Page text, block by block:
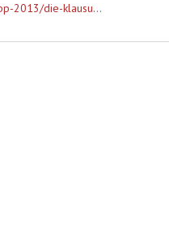
2013/die-klausu...